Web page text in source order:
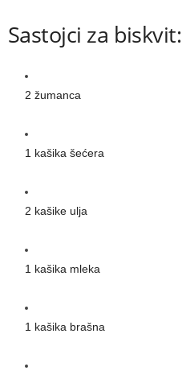
Sastojci za biskvit:
2 žumanca
1 kašika šećera
2 kašike ulja
1 kašika mleka
1 kašika brašna